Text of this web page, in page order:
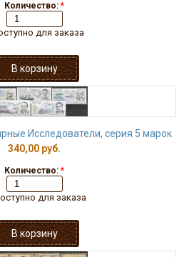
Количество: *
для заказа
Исследователи, серия 5 марок
340,00 руб.
Количество: *
для заказа